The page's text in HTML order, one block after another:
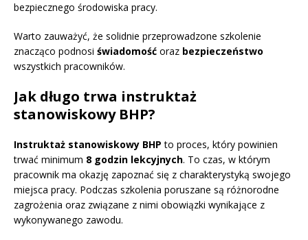
bezpiecznego środowiska pracy.
Warto zauważyć, że solidnie przeprowadzone szkolenie
znacząco podnosi świadomość oraz bezpieczeństwo
wszystkich pracowników.
Jak długo trwa instruktaż
stanowiskowy BHP?
Instruktaż stanowiskowy BHP to proces, który powinien
trwać minimum 8 godzin lekcyjnych. To czas, w którym
pracownik ma okazję zapoznać się z charakterystyką swojego
miejsca pracy. Podczas szkolenia poruszane są różnorodne
zagrożenia oraz związane z nimi obowiązki wynikające z
wykonywanego zawodu.